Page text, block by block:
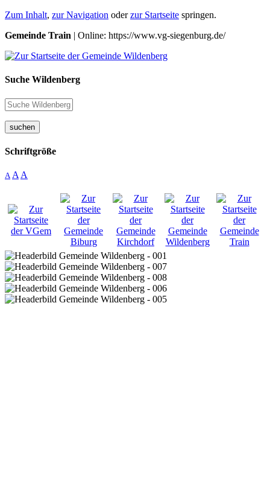
Zum Inhalt, zur Navigation oderzur Startseite springen.
Gemeinde Train | Online: https://www.vg-siegenburg.de/
Suche Wildenberg
suchen
Schriftgröße
A A A